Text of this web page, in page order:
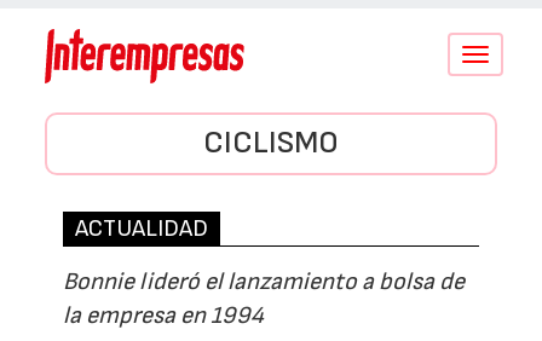
Conmutar
CICLISMO
ACTUALIDAD
Bonnie lideró el lanzamiento a bolsa de
la empresa en 1994